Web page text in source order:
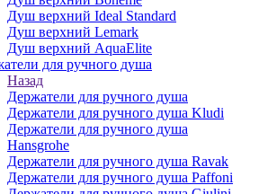
Душ верхний Ideal Standard
Душ верхний Lemark
Душ верхний AquaElite
для ручного душа
Назад
Держатели для ручного душа
Держатели для ручного душа Kludi
Держатели для ручного душа
Hansgrohe
Держатели для ручного душа Ravak
Держатели для ручного душа Paffoni